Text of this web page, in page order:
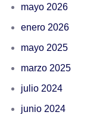
mayo 2026
enero 2026
mayo 2025
marzo 2025
julio 2024
junio 2024